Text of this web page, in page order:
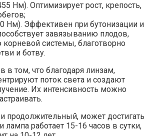
Нм). Оптимизирует рост, крепость,
Нм). Эффективен при бутонизации и
завязыванию плодов,
корневой системы, благотворно
и ботву.
в том, что благодаря линзам,
поток света и создают
Их интенсивность можно
продолжительный, может достигать
лампа работает 15-16 часов в сутки,